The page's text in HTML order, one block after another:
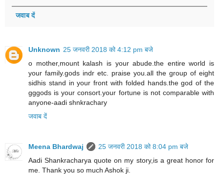
जवाब दें
Unknown 25 जनवरी 2018 को 4:12 pm बजे
o mother,mount kalash is your abude.the entire world is
your family.gods indr etc. praise you.all the group of eight
sidhis stand in your front with folded hands.the god of the
gggods is your consort.your fortune is not comparable with
anyone-aadi shnkrachary
जवाब दें
Meena Bhardwaj
25 जनवरी 2018 को 8:04 pm बजे
Aadi Shankracharya quote on my story,is a great honor for
me. Thank you so much Ashok ji.